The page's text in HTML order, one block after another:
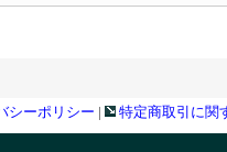
シーポリシー | 特定商取引に関